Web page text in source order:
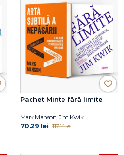
Dr. Peter Attia, Bill Gifford, Elizabeth Blackburn, Elissa Epel
Pachet Minte fără limite
Mark Manson, Jim Kwik
70.29 lei 117.14 lei